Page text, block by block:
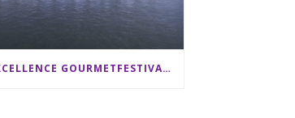
EXCELLENCE GOURMETFESTIVAL ´25: ZWEI STERNEKÖCHE ANTONIO GUIDA & DARIO MORESCO VERWÖHNEN IHRE GÄSTE AUF EINER LUXERIÖSEN SCHIFFSREISE